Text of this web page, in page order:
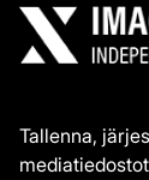
Tallenna,